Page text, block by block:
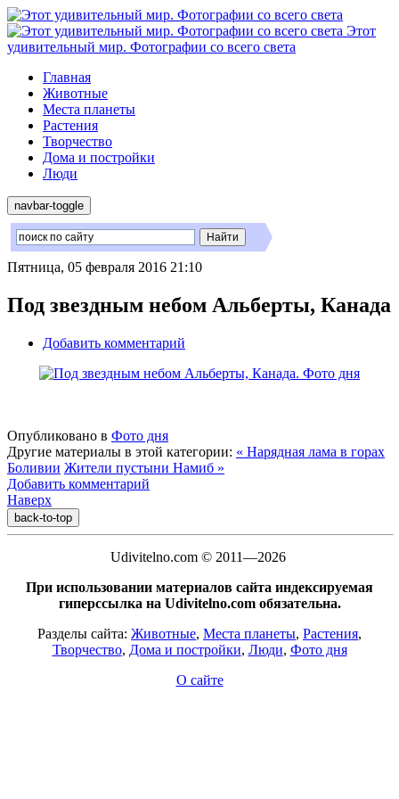
Этот
удивительный мир. Фотографии со всего света
Главная
Животные
Места планеты
Растения
Творчество
Дома и постройки
Люди
navbar-toggle
Пятница, 05 февраля 2016 21:10
Под звездным небом Альберты, Канада
Добавить комментарий
Опубликовано в Фото дня
Другие материалы в этой категории: « Нарядная лама в горах
Боливии Жители пустыни Намиб »
Добавить комментарий
Наверх
back-to-top
Udivitelno.com © 2011—2026
При использовании материалов сайта индексируемая
гиперссылка на Udivitelno.com обязательна.
Разделы сайта: Животные, Места планеты, Растения,
Творчество, Дома и постройки, Люди, Фото дня
О сайте